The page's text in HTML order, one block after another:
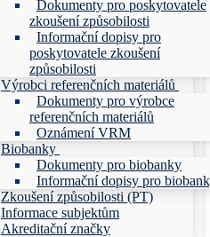
Dokumenty pro poskytovatele
zkoušení způsobilosti
Informační dopisy pro
poskytovatele zkoušení
způsobilosti
Výrobci referenčních materiálů
Dokumenty pro výrobce
referenčních materiálů
Oznámení VRM
Biobanky
Dokumenty pro biobanky
Informační dopisy pro
Zkoušení způsobilosti (PT)
Informace subjektům
Akreditační značky